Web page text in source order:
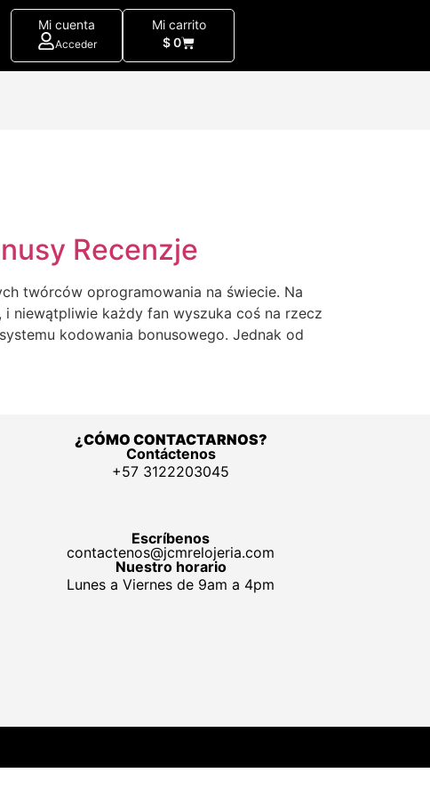
Mi cuenta
Acceder
Mi carrito
$0
Recenzje
twórców oprogramowania na świecie. Na
niewątpliwie każdy fan wyszuka coś na rzecz
kodowania bonusowego. Jednak od
¿CÓMO CONTACTARNOS?
Contáctenos
+57 3122203045
Escríbenos
contactenos@jcmrelojeria.com
Nuestro horario
Lunes a Viernes de 9am a 4pm